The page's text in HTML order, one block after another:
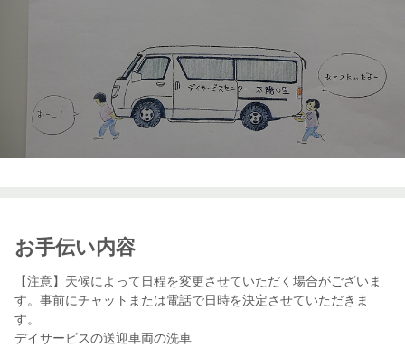
お手伝い内容
【注意】天候によって日程を変更させていただく場合がございま
す。事前にチャットまたは電話で日時を決定させていただきま
す。
デイサービスの送迎車両の洗車